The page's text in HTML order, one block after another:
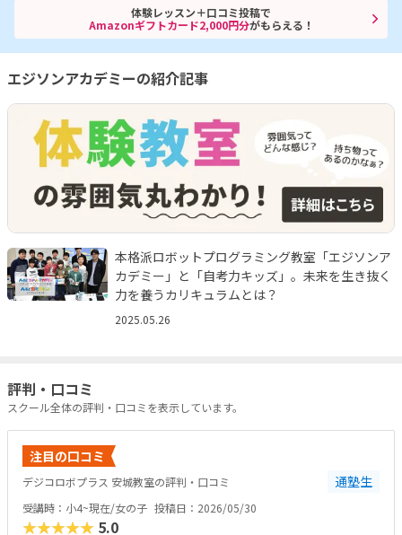
体験レッスン＋口コミ投稿で
Amazonギフトカード2,000円分がもらえる！
エジソンアカデミーの紹介記事
本格派ロボットプログラミング教室「エジソンア
カデミー」と「自考力キッズ」。未来を生き抜く
力を養うカリキュラムとは？
2025.05.26
評判・口コミ
スクール全体の評判・口コミを表示しています。
注目の口コミ
デジコロボプラス 安城教室の評判・口コミ 通塾生
受講時：小4~現在/女の子 投稿日：2026/05/30
★★★★★ 5.0